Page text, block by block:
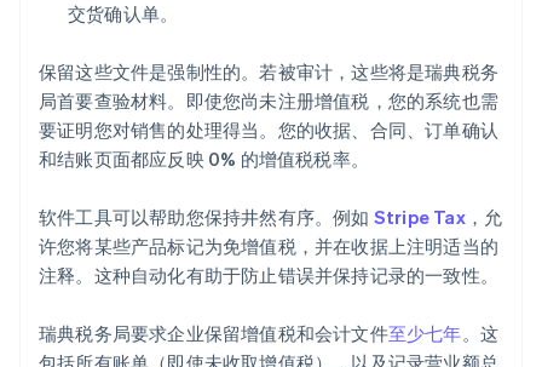
交货确认单。
保留这些文件是强制性的。若被审计，这些将是瑞典税务
局首要查验材料。即使您尚未注册增值税，您的系统也需
要证明您对销售的处理得当。您的收据、合同、订单确认
和结账页面都应反映 0% 的增值税税率。
软件工具可以帮助您保持井然有序。例如 Stripe Tax，允
许您将某些产品标记为免增值税，并在收据上注明适当的
注释。这种自动化有助于防止错误并保持记录的一致性。
瑞典税务局要求企业保留增值税和会计文件至少七年。这